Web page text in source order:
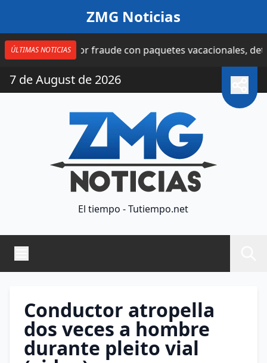
ZMG Noticias
ÚLTIMAS NOTICIAS
horas | Por fraude con paquetes vacacionales, detienen
7 de August de 2026
El tiempo - Tutiempo.net
Conductor atropella
dos veces a hombre
durante pleito vial